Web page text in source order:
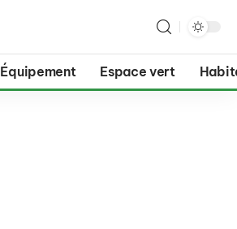
Équipement Espace vert